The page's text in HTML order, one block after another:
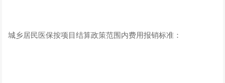
城乡居民医保按项目结算政策范围内费用报销标准：